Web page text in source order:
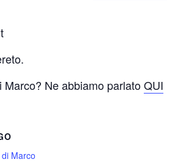
Marco? Ne abbiamo parlatoQUI
Marco